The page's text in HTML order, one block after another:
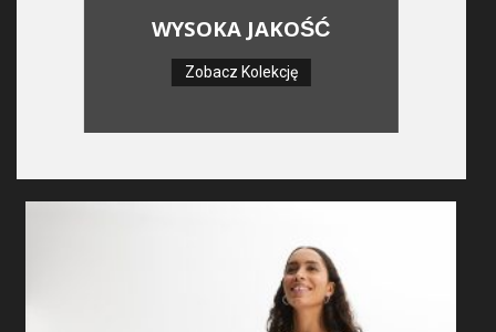
WYSOKA JAKOŚĆ
Zobacz Kolekcję